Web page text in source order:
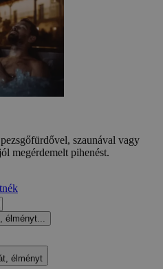
szaunával vagy
megérdemelt pihenést.
élményt...
élményt